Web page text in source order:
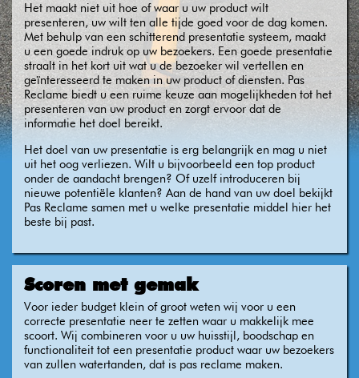
Het maakt niet uit hoe of waar u uw product wilt
presenteren, uw wilt ten alle tijde goed voor de dag komen.
Met behulp van een schitterend presentatie systeem, maakt
u een goede indruk op uw bezoekers. Een goede presentatie
straalt in het kort uit wat u de bezoeker wil vertellen en
geïnteresseerd te maken in uw product of diensten. Pas
Reclame biedt u een ruime keuze aan mogelijkheden tot het
presenteren van uw product en zorgt ervoor dat de
informatie het doel bereikt.
Het doel van uw presentatie is erg belangrijk en mag u niet
uit het oog verliezen. Wilt u bijvoorbeeld een top product
onder de aandacht brengen? Of uzelf introduceren bij
nieuwe potentiële klanten? Aan de hand van uw doel bekijkt
Pas Reclame samen met u welke presentatie middel hier het
beste bij past.
Scoren met gemak
Voor ieder budget klein of groot weten wij voor u een
correcte presentatie neer te zetten waar u makkelijk mee
scoort. Wij combineren voor u uw huisstijl, boodschap en
functionaliteit tot een presentatie product waar uw bezoekers
van zullen watertanden, dat is pas reclame maken.